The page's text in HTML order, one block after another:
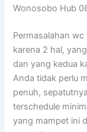
Wonosobo Hub
Permasalahan
karena 2 hal,
dan yang kedua
Anda tidak perlu
penuh,
terschedule
yang mampet ini